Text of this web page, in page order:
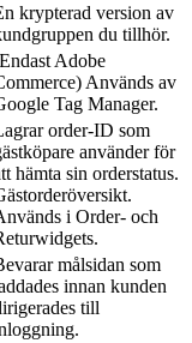
krypterad version av
du tillhör.
Adobe
Används av
Tag Manager.
order-ID som
använder för
hämta sin orderstatus.
i Order- och
målsidan som
innan kunden
till